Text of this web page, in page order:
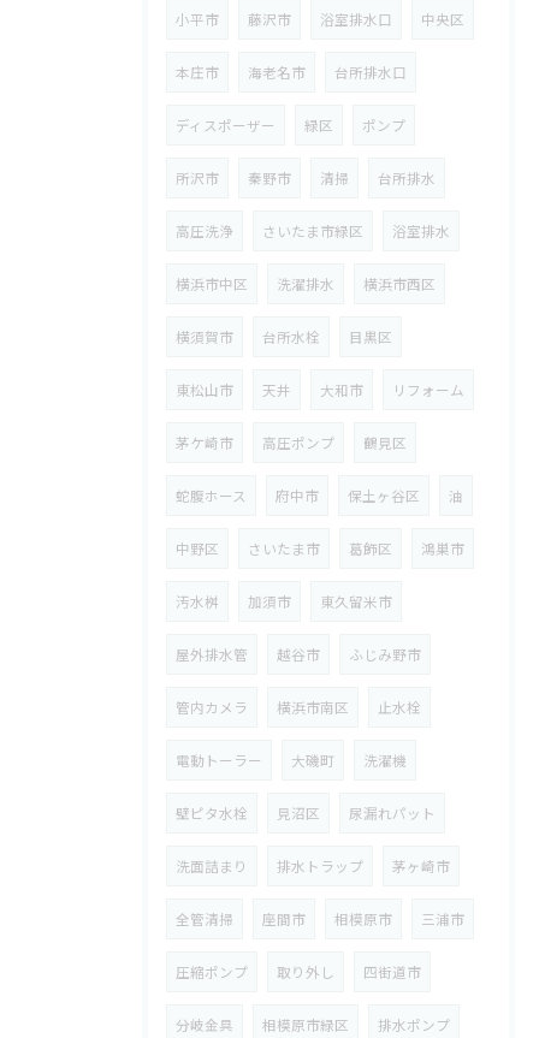
小平市 藤沢市 浴室排水口 中央区
本庄市 海老名市 台所排水口
ディスポーザー 緑区 ポンプ
所沢市 秦野市 清掃 台所排水
高圧洗浄 さいたま市緑区 浴室排水
横浜市中区 洗濯排水 横浜市西区
横須賀市 台所水栓 目黒区
東松山市 天井 大和市 リフォーム
茅ケ崎市 高圧ポンプ 鶴見区
蛇腹ホース 府中市 保土ヶ谷区 油
中野区 さいたま市 葛飾区 鴻巣市
汚水桝 加須市 東久留米市
屋外排水管 越谷市 ふじみ野市
管内カメラ 横浜市南区 止水栓
電動トーラー 大磯町 洗濯機
壁ピタ水栓 見沼区 尿漏れパット
洗面詰まり 排水トラップ 茅ヶ崎市
全管清掃 座間市 相模原市 三浦市
圧縮ポンプ 取り外し 四街道市
分岐金具 相模原市緑区 排水ポンプ